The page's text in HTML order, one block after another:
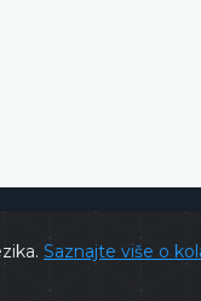
Saznajte više o
@ 2026Ustavni